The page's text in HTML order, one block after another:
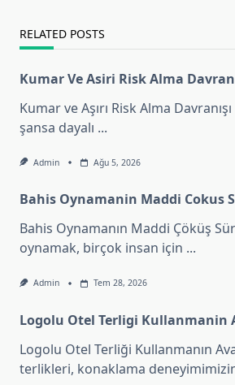
RELATED POSTS
Kumar Ve Asiri Risk Alma
Kumar ve Aşırı Risk Alma
şansa dayalı ...
Admin Ağu 5, 2026
Bahis Oynamanin Maddi Cokus
Bahis Oynamanın Maddi Çöküş
oynamak, birçok insan için ...
Admin Tem 28, 2026
Logolu Otel Terligi Kullanmanin
Logolu Otel Terliği Kullanmanın
terlikleri, konaklama